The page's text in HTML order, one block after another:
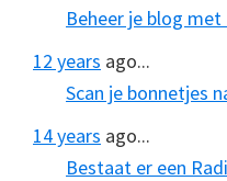
Beheer je blog met
12 years ago...
Scan je bonnetjes
14 years ago...
Bestaat er een